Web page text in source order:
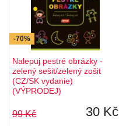
-70%
Nalepuj pestré obrázky -
zelený sešit/zelený zošit
(CZ/SK vydanie)
(VÝPRODEJ)
99 Kč 30 Kč